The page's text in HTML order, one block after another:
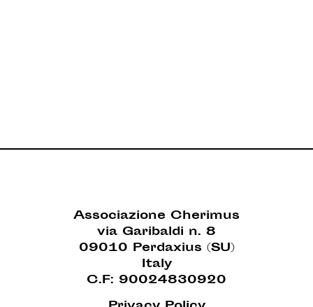
Associazione Cherimus
via Garibaldi n. 8
09010 Perdaxius (SU)
Italy
C.F: 90024830920